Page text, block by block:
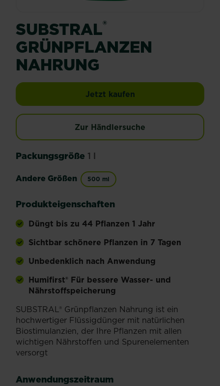
SUBSTRAL®
GRÜNPFLANZEN
NAHRUNG
Jetzt kaufenSUBSTRAL®
Zur Händlersuche
Packungsgröße 1 l
Andere Größen 500 ml
Produkteigenschaften
Düngt bis zu 44 Pflanzen 1 Jahr
Sichtbar schönere Pflanzen in 7 Tagen
Unbedenklich nach Anwendung
Humifirst® Für bessere Wasser- und
Nährstoffspeicherung
SUBSTRAL® Grünpflanzen Nahrung ist ein
hochwertiger Flüssigdünger mit natürlichen
Biostimulanzien, der Ihre Pflanzen mit allen
wichtigen Nährstoffen und Spurenelementen
versorgt
Anwendungszeitraum